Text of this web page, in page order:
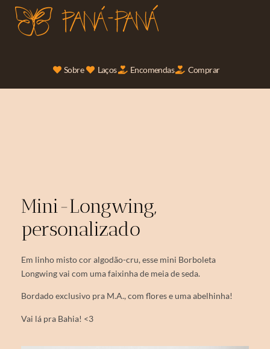
Sobre Laços Encomendas Comprar
Mini-Longwing,
personalizado
Em linho misto cor algodão-cru, esse mini Borboleta
Longwing vai com uma faixinha de meia de seda.
Bordado exclusivo pra M.A., com flores e uma abelhinha!
Vai lá pra Bahia! <3